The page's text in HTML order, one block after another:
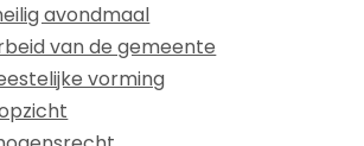
avondmaal
van de gemeente
vorming